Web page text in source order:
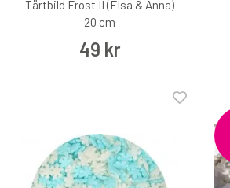
Tårtbild Frost II (Elsa & Anna)
20 cm
49 kr